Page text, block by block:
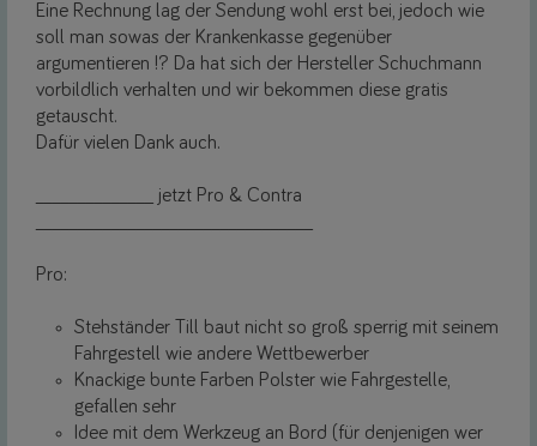
Eine Rechnung lag der Sendung wohl erst bei, jedoch wie
soll man sowas der Krankenkasse gegenüber
argumentieren !? Da hat sich der Hersteller Schuchmann
vorbildlich verhalten und wir bekommen diese gratis
getauscht.
Dafür vielen Dank auch.
______________ jetzt Pro & Contra
Pro:
Stehständer Till baut nicht so groß sperrig mit seinem
Fahrgestell wie andere Wettbewerber
Knackige bunte Farben Polster wie Fahrgestelle,
gefallen sehr
Idee mit dem Werkzeug an Bord (für denjenigen wer